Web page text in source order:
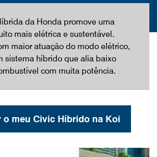
da Honda promove uma
mais elétrica e sustentável.
maior atuação do modo elétrico,
sistema híbrido que alia baixo
com muita potência.
o meu Civic Híbrido na Koi